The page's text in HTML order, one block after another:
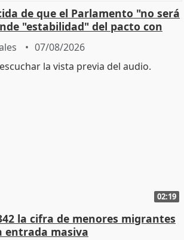
de que el Parlamento "no será
"estabilidad" del pacto con
07/08/2026
02:19
la cifra de menores migrantes
entrada masiva